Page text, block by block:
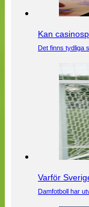
Kan
Det finns tydliga
Varför
Damfotboll har